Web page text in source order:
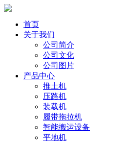
首页
关于我们
公司简介
公司文化
公司图片
产品中心
推土机
压路机
装载机
履带拖拉机
智能搬运设备
平地机